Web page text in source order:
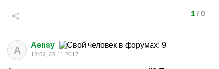
1/ 0
A Aensy
13:52, 23.11.2017